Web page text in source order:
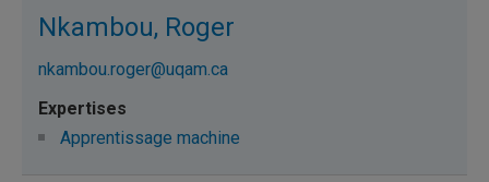
Nkambou, Roger
nkambou.roger@uqam.ca
Apprentissage machine